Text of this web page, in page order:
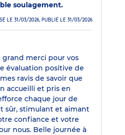
soulagement.
LE 31/03/2026, PUBLIÉ LE 31/03/2026
grand merci pour vos
évaluation positive de
ravis de savoir que
accueilli et pris en
chaque jour de
sûr, stimulant et aimant
confiance et votre
nous. Belle journée à